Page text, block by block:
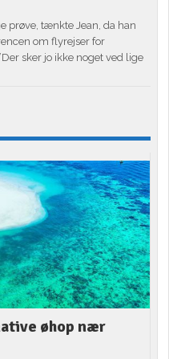
prøve, tænkte Jean, da han
om flyrejser for
sker jo ikke noget ved lige
øhop nær